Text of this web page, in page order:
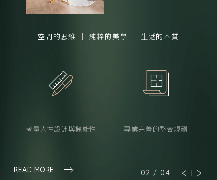
空間的思維 │ 純粹的美學 │ 生活的本質
考量人性設計與機能性 專業完善的整合規劃
READ MORE 02 / 04